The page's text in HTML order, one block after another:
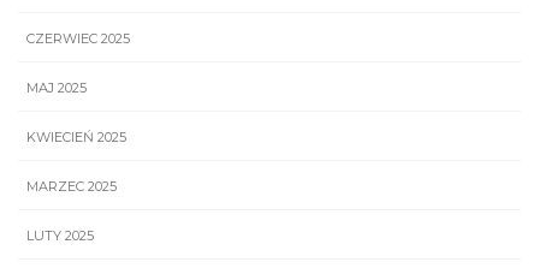
CZERWIEC 2025
MAJ 2025
KWIECIEŃ 2025
MARZEC 2025
LUTY 2025